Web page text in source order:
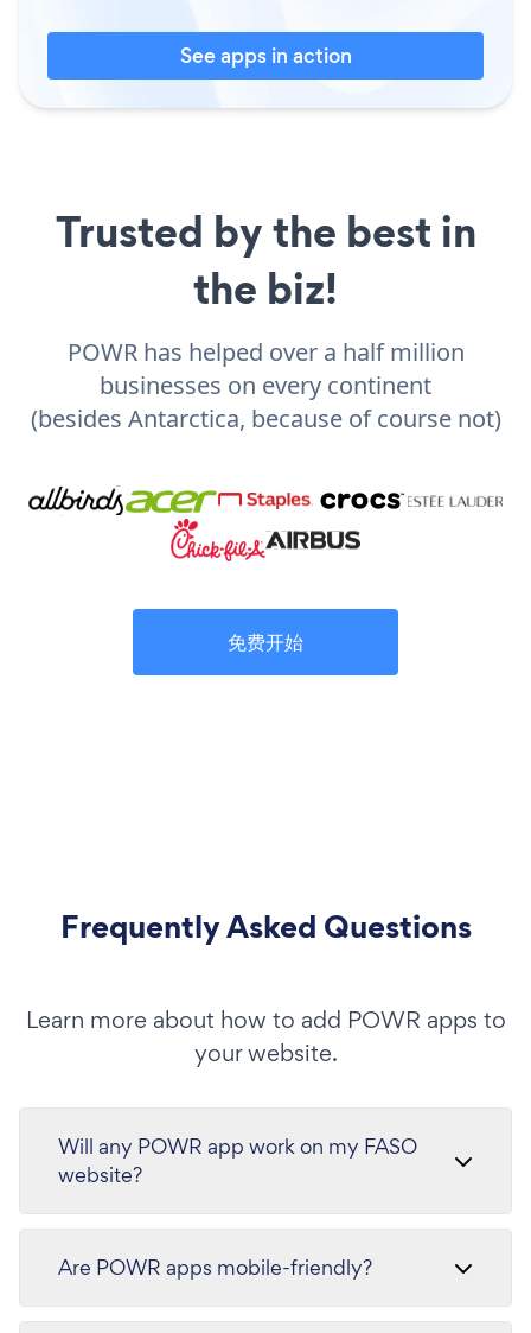
See apps in action
Trusted by the best in
the biz!
POWR has helped over a half million
businesses on every continent
(besides Antarctica, because of course not)
免费开始
Frequently Asked Questions
Learn more about how to add POWR apps to
your website.
Will any POWR app work on my FASO
website?
Are POWR apps mobile-friendly?